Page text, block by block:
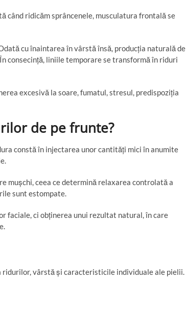
când ridicăm sprâncenele, musculatura frontală se
cu înaintarea în vârstă însă, producția naturală de
consecință, liniile temporare se transformă în riduri
excesivă la soare, fumatul, stresul, predispoziția
de pe frunte?
constă în injectarea unor cantități mici în anumite
mușchi, ceea ce determină relaxarea controlată a
sunt estompate.
faciale, ci obținerea unui rezultat natural, în care
ridurilor, vârstă și caracteristicile individuale ale pielii.